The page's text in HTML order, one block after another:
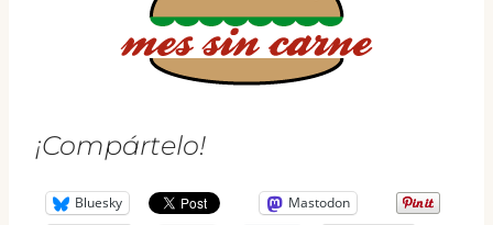
¡Compártelo!
Bluesky
Mastodon